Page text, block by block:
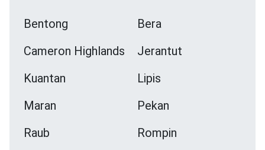
Bentong
Bera
Cameron Highlands
Jerantut
Kuantan
Lipis
Maran
Pekan
Raub
Rompin